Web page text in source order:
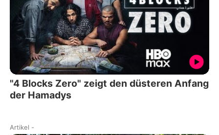
"4 Blocks Zero" zeigt den düsteren Anfang
der Hamadys
Artikel -